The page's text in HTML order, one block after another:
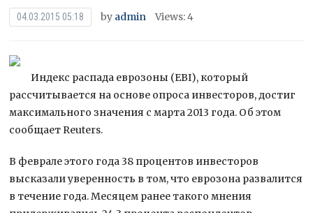
04.03.2015 05:18 by admin Views: 4
Индекс распада еврозоны (EBI), который
рассчитывается на основе опроса инвесторов, достиг
максимального значения с марта 2013 года. Об этом
сообщает Reuters.
В феврале этого года 38 процентов инвесторов
высказали уверенность в том, что еврозона развалится
в течение года.Месяцем ранее такого мнения